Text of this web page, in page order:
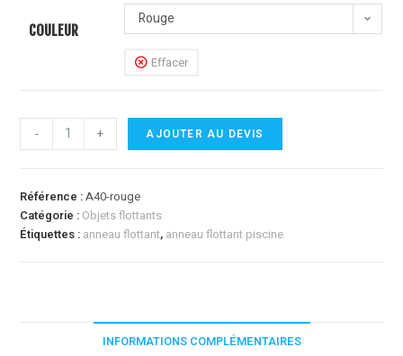
COULEUR
Rouge
Effacer
- + AJOUTER AU DEVIS
Référence :A40-rouge
Catégorie : Objets flottants
Étiquettes : anneau flottant, anneau flottant piscine
INFORMATIONS COMPLÉMENTAIRES